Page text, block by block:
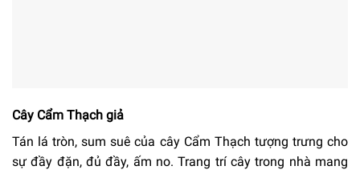
Cây Cẩm Thạch giả
Tán lá tròn, sum suê của cây Cẩm Thạch tượng trưng cho
sự đầy đặn, đủ đầy, ấm no. Trang trí cây trong nhà mang